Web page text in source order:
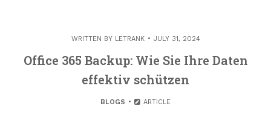
WRITTEN BY LETRANK JULY 31, 2024
Office 365 Backup: Wie Sie Ihre Daten
effektiv schützen
BLOGS ARTICLE